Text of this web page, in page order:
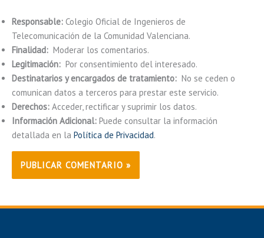
Responsable: Colegio Oficial de Ingenieros de
Telecomunicación de la Comunidad Valenciana.
Finalidad: Moderar los comentarios.
Legitimación: Por consentimiento del interesado.
Destinatarios y encargados de tratamiento: No se ceden o
comunican datos a terceros para prestar este servicio.
Derechos: Acceder, rectificar y suprimir los datos.
Información Adicional: Puede consultar la información
detallada en la Política de Privacidad.